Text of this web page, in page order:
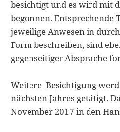
besichtigt und es wird mit
begonnen. Entsprechende
jeweilige Anwesen in
Form beschreiben, sind
gegenseitiger Absprache
Weitere Besichtigung
nächsten Jahres getätigt.
November 2017 in den